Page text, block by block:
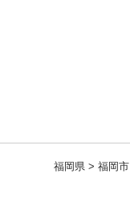
福岡県 > 福岡市